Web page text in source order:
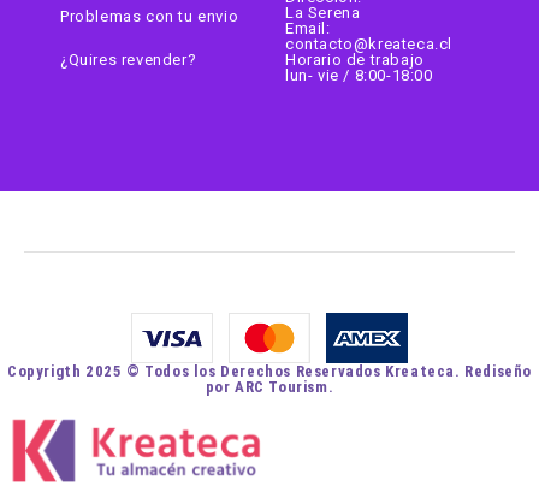
La Serena
Email:
contacto@kreateca.cl
Horario de trabajo
lun- vie / 8:00-18:00
Problemas con tu envio
¿Quires revender?
Copyrigth 2025 © Todos los Derechos Reservados Kreateca. Rediseño
por ARC Tourism.